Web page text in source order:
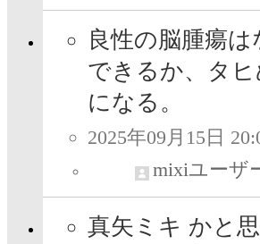
良性の脳腫瘍
できるか、タ
になる。
2025年09月15日
mixiユーザ
真矢ミキ かと